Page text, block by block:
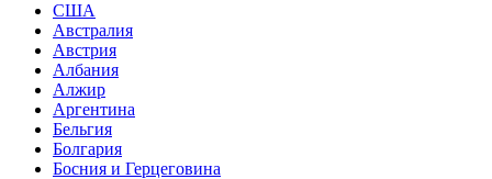
США
Австралия
Австрия
Албания
Алжир
Аргентина
Бельгия
Болгария
Босния и Герцеговина